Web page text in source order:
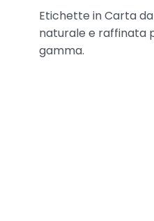
Etichette in Carta
naturale e raffinata
gamma.